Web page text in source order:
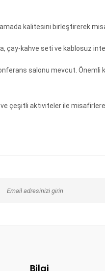
kalitesini birleştirerek
çay-kahve seti ve kablosuz
salonu mevcut.
çeşitli aktiviteler ile
Bilgi